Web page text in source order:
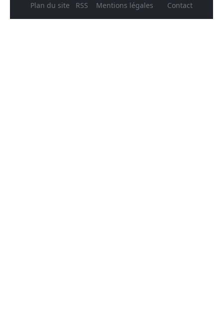
Plan du site
RSS Mentions légales Contact